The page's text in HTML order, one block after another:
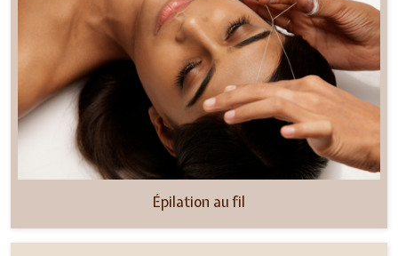
Épilation au fil